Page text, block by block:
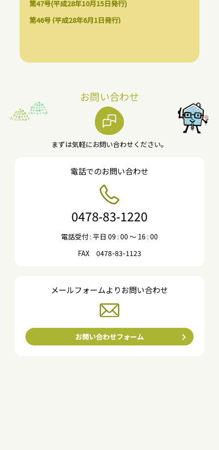
第47号(平成28年10月15日発行)
第46号 (平成28年6月1日発行)
お問い合わせ
まずは気軽にお問い合わせください。
電話でのお問い合わせ
0478-83-1220
電話受付 : 平日 09 : 00 〜 16 : 00
FAX 0478-83-1123
メールフォームよりお問い合わせ
お問い合わせフォーム